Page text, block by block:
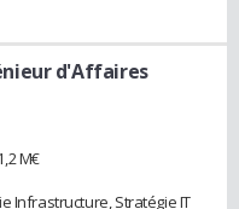
d'Affaires
M€
Infrastructure, Stratégie IT